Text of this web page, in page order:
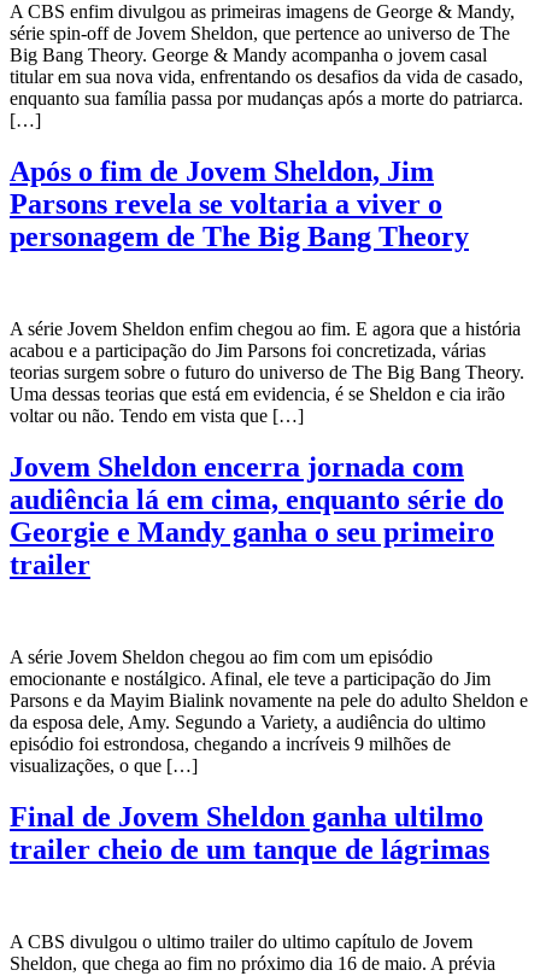
A CBS enfim divulgou as primeiras imagens de George & Mandy,
série spin-off de Jovem Sheldon, que pertence ao universo de The
Big Bang Theory. George & Mandy acompanha o jovem casal
titular em sua nova vida, enfrentando os desafios da vida de casado,
enquanto sua família passa por mudanças após a morte do patriarca.
[…]
Após o fim de Jovem Sheldon, Jim
Parsons revela se voltaria a viver o
personagem de The Big Bang Theory
A série Jovem Sheldon enfim chegou ao fim. E agora que a história
acabou e a participação do Jim Parsons foi concretizada, várias
teorias surgem sobre o futuro do universo de The Big Bang Theory.
Uma dessas teorias que está em evidencia, é se Sheldon e cia irão
voltar ou não. Tendo em vista que […]
Jovem Sheldon encerra jornada com
audiência lá em cima, enquanto série do
Georgie e Mandy ganha o seu primeiro
trailer
A série Jovem Sheldon chegou ao fim com um episódio
emocionante e nostálgico. Afinal, ele teve a participação do Jim
Parsons e da Mayim Bialink novamente na pele do adulto Sheldon e
da esposa dele, Amy. Segundo a Variety, a audiência do ultimo
episódio foi estrondosa, chegando a incríveis 9 milhões de
visualizações, o que […]
Final de Jovem Sheldon ganha ultilmo
trailer cheio de um tanque de lágrimas
A CBS divulgou o ultimo trailer do ultimo capítulo de Jovem
Sheldon, que chega ao fim no próximo dia 16 de maio. A prévia